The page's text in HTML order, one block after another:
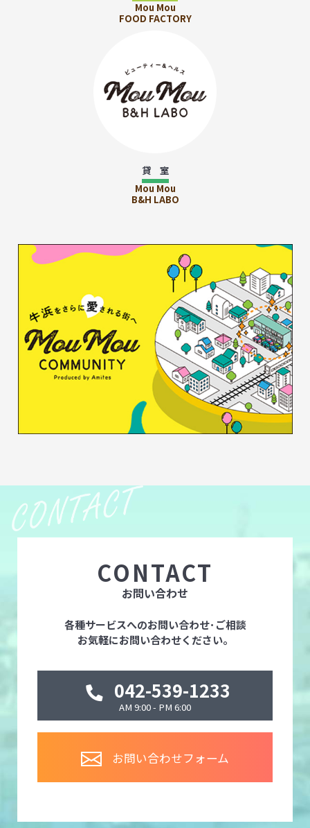
Mou Mou
FOOD FACTORY
貸 室
Mou Mou
B&H LABO
CONTACT
お問い合わせ
各種サービスへのお問い合わせ･ご相談
お気軽にお問い合わせください。
042-539-1233
AM 9:00 - PM 6:00
お問い合わせフォーム